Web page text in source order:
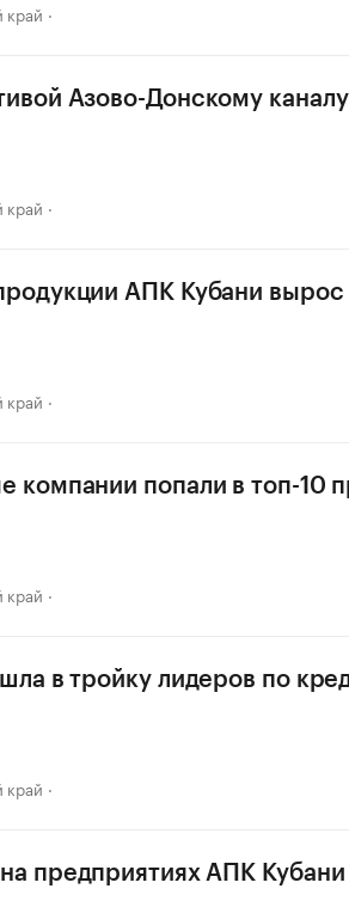
край
Азово-Донскому
край
АПК Кубани вырос
край
компании попали в топ-10
край
в тройку лидеров по
край
предприятиях АПК Кубани